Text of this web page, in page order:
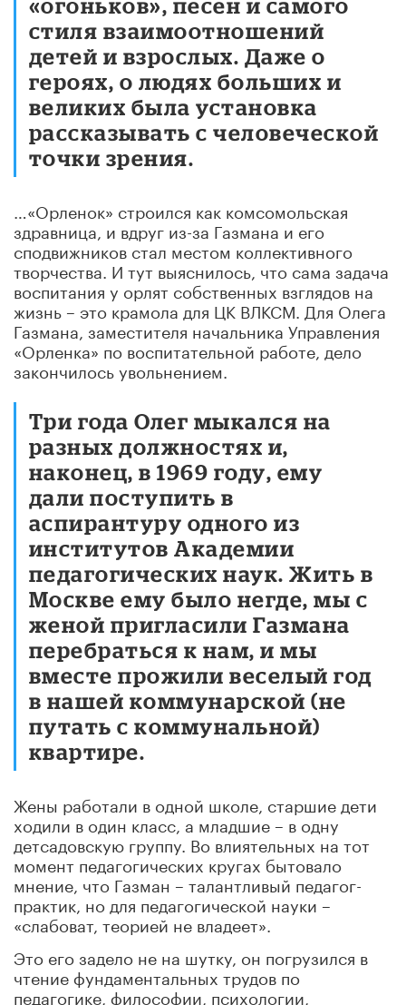
стиля взаимоотношений
детей и взрослых. Даже о
героях, о людях больших и
великих была установка
рассказывать с человеческой
точки зрения.
…«Орленок» строился как комсомольская
здравница, и вдруг из-за Газмана и его
сподвижников стал местом коллективного
творчества. И тут выяснилось, что сама задача
воспитания у орлят собственных взглядов на
жизнь – это крамола для ЦК ВЛКСМ. Для Олега
Газмана, заместителя начальника Управления
«Орленка» по воспитательной работе, дело
закончилось увольнением.
Три года Олег мыкался на
разных должностях и,
наконец, в 1969 году, ему
дали поступить в
аспирантуру одного из
институтов Академии
педагогических наук. Жить в
Москве ему было негде, мы с
женой пригласили Газмана
перебраться к нам, и мы
вместе прожили веселый год
в нашей коммунарской (не
путать с коммунальной)
квартире.
Жены работали в одной школе, старшие дети
ходили в один класс, а младшие – в одну
детсадовскую группу. Во влиятельных на тот
момент педагогических кругах бытовало
мнение, что Газман – талантливый педагог-
практик, но для педагогической науки –
«слабоват, теорией не владеет».
Это его задело не на шутку, он погрузился в
чтение фундаментальных трудов по
педагогике, философии, психологии,